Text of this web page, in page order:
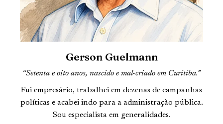
Gerson Guelmann
“Setenta e oito anos, nascido e mal-criado em Curitiba.”
Fui empresário, trabalhei em dezenas de campanhas
políticas e acabei indo para a administração pública.
Sou especialista em generalidades.